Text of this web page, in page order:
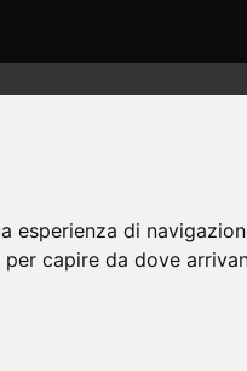
di
capire da dove